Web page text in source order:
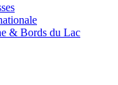
& Bords du Lac